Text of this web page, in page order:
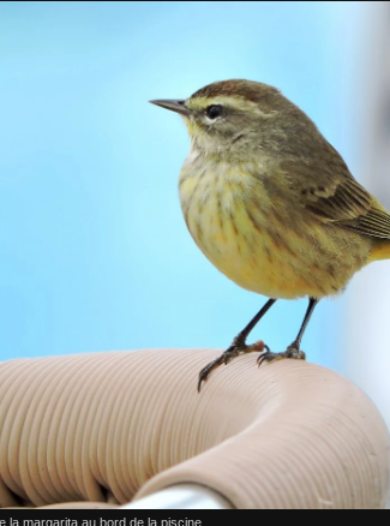
la margarita au bord de la piscine